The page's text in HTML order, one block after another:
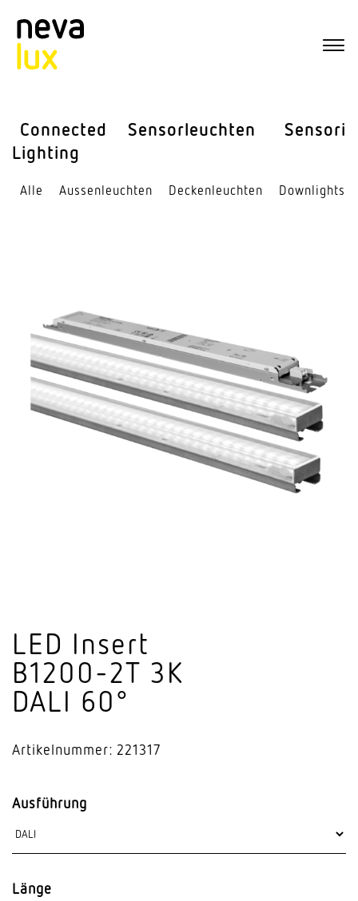
Connected
Lighting
Sensor­leuchten Sensorik
Alle Aussen­leuchten Decken­leuchten Down­lights
LED Insert
B1200-2T 3K
DALI 60°
Artikelnummer: 221317
Ausführung
Länge